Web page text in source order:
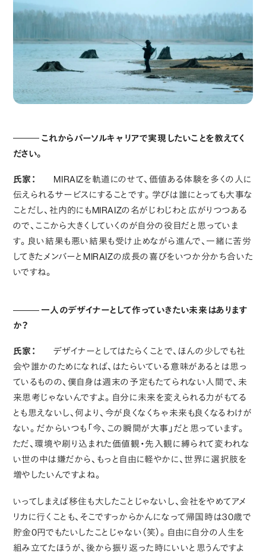
これからパーソルキャリアで実現したいことを教えてく
ださい。
氏家：
MIRAIZを軌道にのせて、価値ある体験を多くの人に
伝えられるサービスにすることです。学びは誰にとっても大事な
ことだし、社内的にもMIRAIZの名がじわじわと広がりつつある
ので、ここから大きくしていくのが自分の役目だと思っていま
す。良い結果も悪い結果も受け止めながら進んで、一緒に苦労
してきたメンバーとMIRAIZの成長の喜びをいつか分かち合いた
いですね。
一人のデザイナーとして作っていきたい未来はあります
か？
氏家：
デザイナーとしてはたらくことで、ほんの少しでも社
会や誰かのためになれば、はたらいている意味があるとは思っ
ているものの、僕自身は週末の予定もたてられない人間で、未
来思考じゃないんですよ。自分に未来を変えられる力がもてる
とも思えないし、何より、今が良くなくちゃ未来も良くなるわけが
ない。だからいつも「今、この瞬間が大事」だと思っています。
ただ、環境や刷り込まれた価値観・先入観に縛られて変われな
い世の中は嫌だから、もっと自由に軽やかに、世界に選択肢を
増やしたいんですよね。
いってしまえば移住も大したことじゃないし、会社をやめてアメ
リカに行くことも、そこですっからかんになって帰国時は30歳で
貯金0円でもたいしたことじゃない（笑）。自由に自分の人生を
組み立てたほうが、後から振り返った時にいいと思うんですよ